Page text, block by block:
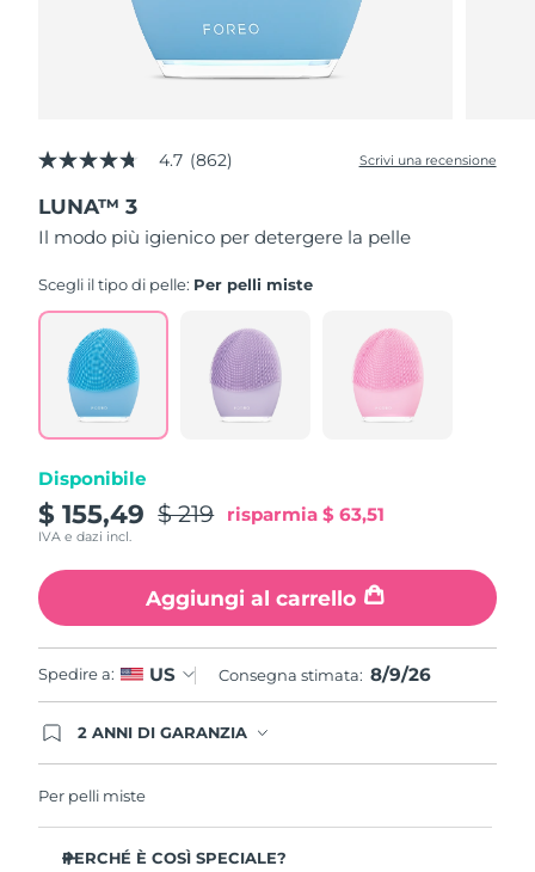
4.7
su
5
,
di
medio.
Read
862
Reviews.
Stesso
alla
4.7 (862) Scrivi una recensione
LUNA™ 3
Il modo più igienico per detergere la pelle
Scegli il tipo di pelle: Per pelli miste
Disponibile
$ 155,49 $ 219 risparmia $ 63,51
IVA e dazi incl.
Aggiungi al carrello
Spedire a: US Consegna stimata: 8/9/26
2 ANNI DI GARANZIA
che, in caso di difetti nei primi 2 anni dalla data di
gratuitamente.
Per pelli miste
PERCHÉ È COSÌ SPECIALE?